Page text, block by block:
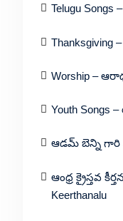
Telugu Songs
Thanksgiving
Worship –
Youth Songs
ఆడమ్ బెన్ని గారి
ఆంధ్ర క్రైస్తవ
Keerthanalu